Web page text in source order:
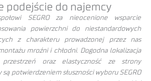
podejście do najemcy
SEGRO za nieocenione wsparcie
powierzchni do niestandardowych
z charakteru prowadzonej przez nas
mroźni i chłodni. Dogodna lokalizacja
oraz elastyczność ze strony
są potwierdzeniem słuszności wyboru SEGRO